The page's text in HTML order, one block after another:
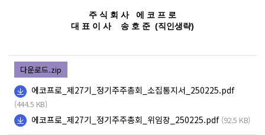
주 식 회 사
에 코 프 로
대 표 이 사
송 호 준 (직인생략)
다운로드.zip
에코프로_제27기_정기주주총회_소집통지서_250225.pdf
(444.5 KB)
에코프로_제27기_정기주주총회_위임장_250225.pdf (92.5 KB)